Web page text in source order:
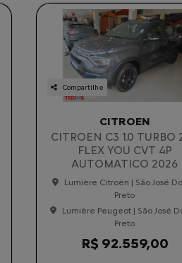
Compartilhe
CITROEN
CITROEN C3 1.0 TURBO
FLEX YOU CVT 4P
AUTOMATICO 2026
Lumière Citroën | São José
Preto
Lumière Peugeot | São José
Preto
R$ 92.559,00